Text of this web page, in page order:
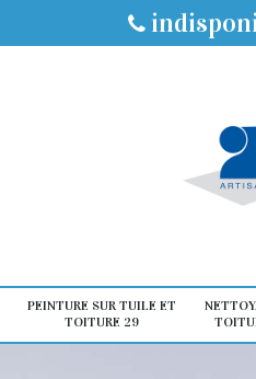
PEINTURE SUR TUILE ET
TOITURE 29